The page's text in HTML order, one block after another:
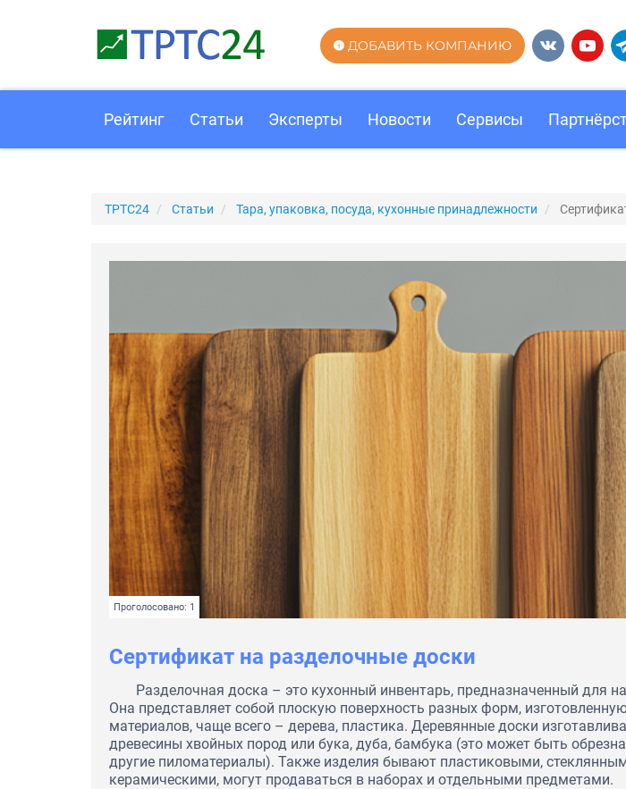
ДОБАВИТЬ КОМПАНИЮ
Рейтинг Статьи Эксперты Новости Сервисы
ТРТС24 Статьи Тара, упаковка, посуда, кухонные принадлежности
Проголосовано: 1
Сертификат на разделочные доски
Разделочная доска – это кухонный инвентарь, предназначенный для
Она представляет собой плоскую поверхность разных форм,
материалов, чаще всего – дерева, пластика. Деревянные доски
древесины хвойных пород или бука, дуба, бамбука (это может быть
другие пиломатериалы). Также изделия бывают пластиковыми,
керамическими, могут продаваться в наборах и отдельными предметами.